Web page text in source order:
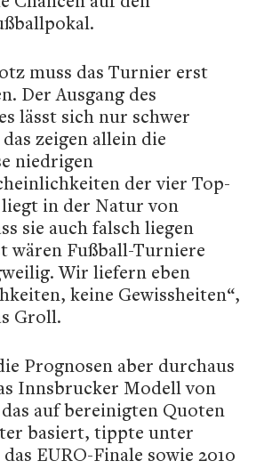
muss das Turnier erst
Der Ausgang des
lässt sich nur schwer
zeigen allein die
niedrigen
der vier Top-
in der Natur von
sie auch falsch liegen
wären Fußball-Turniere
Wir liefern eben
keine Gewissheiten“,
Groll.
Prognosen aber durchaus
Innsbrucker Modell von
auf bereinigten Quoten
basiert, tippte unter
EURO-Finale sowie 2010